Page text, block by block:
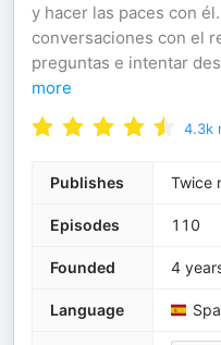
y hacer las paces con
conversaciones con el
preguntas e intentar
more
4.3k
Publishes Twice
Episodes 110
Founded 4
Language